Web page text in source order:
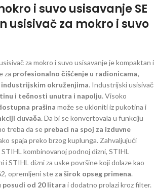
i suvo usisavanje SE
usisivač za mokro i suvo
za mokro i suvo usisavanje je kompaktan i
za profesionalno čišćenje u radionicama,
industrijskim okruženjima. Industrijski usisivač
i tečnosti unutra i napolju. Visoko
prašina može se ukloniti iz pukotina i
duvača. Da bi se konvertovala u funkciju
treba da se prebaci na spoj za izduvne
spaja preko brzog kuplunga. Zahvaljujući
kombinovanoj podnoj dizni, STIHL
i STIHL dizni za uske površine koji dolaze kao
opremljeni ste za širok opseg primena.
posudi od 20 litara i dodatno prolazi kroz filter.